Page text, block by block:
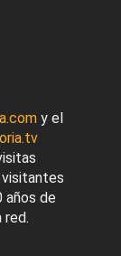
y el
visitantes
años de
red.